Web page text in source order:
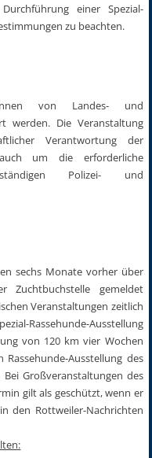
einer Spezial-
zu beachten.
können von Landes- und
werden. Die Veranstaltung
Verantwortung der
um die erforderliche
Polizei- und
sechs Monate vorher über
Zuchtbuchstelle gemeldet
Veranstaltungen zeitlich
Rassehunde-Ausstellung
von 120 km vier Wochen
Ausstellung des
Bei Großveranstaltungen des
gilt als geschützt, wenn er
den Rottweiler-Nachrichten